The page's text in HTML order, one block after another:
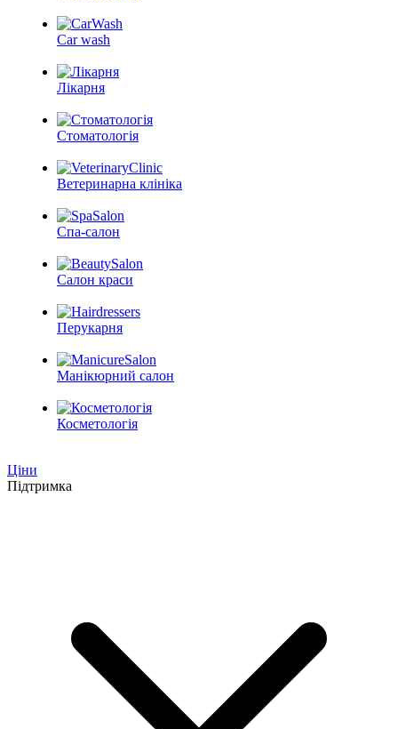
Car wash
Лікарня
Стоматологія
Ветеринарна клініка
Спа-салон
Салон краси
Перукарня
Манікюрний салон
Косметологія
Ціни
Підтримка